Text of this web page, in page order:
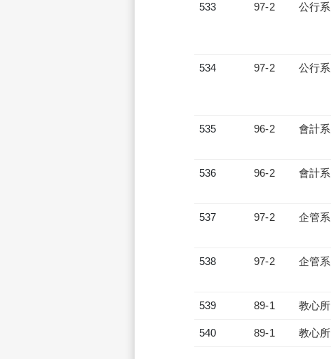
533 97-2 公行系
534 97-2 公行系
535 96-2 會計系
536 96-2 會計系
537 97-2 企管系
538 97-2 企管系
539 89-1 教心所
540 89-1 教心所